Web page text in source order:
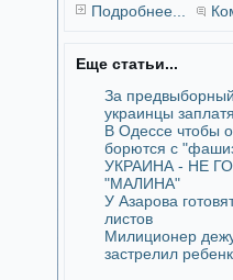
Подробнее...
Еще статьи...
За
украинцы
В Одессе чтобы
борются с
УКРАИНА - НЕ
"МАЛИНА"
У Азарова
листов
Милиционер
застрелил